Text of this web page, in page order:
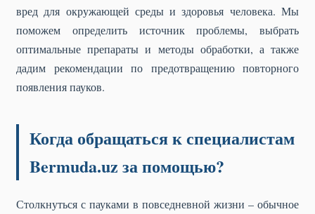
вред для окружающей среды и здоровья человека. Мы
поможем определить источник проблемы, выбрать
оптимальные препараты и методы обработки, а также
дадим рекомендации по предотвращению повторного
появления пауков.
Когда обращаться к специалистам
Bermuda.uz за помощью?
Столкнуться с пауками в повседневной жизни – обычное